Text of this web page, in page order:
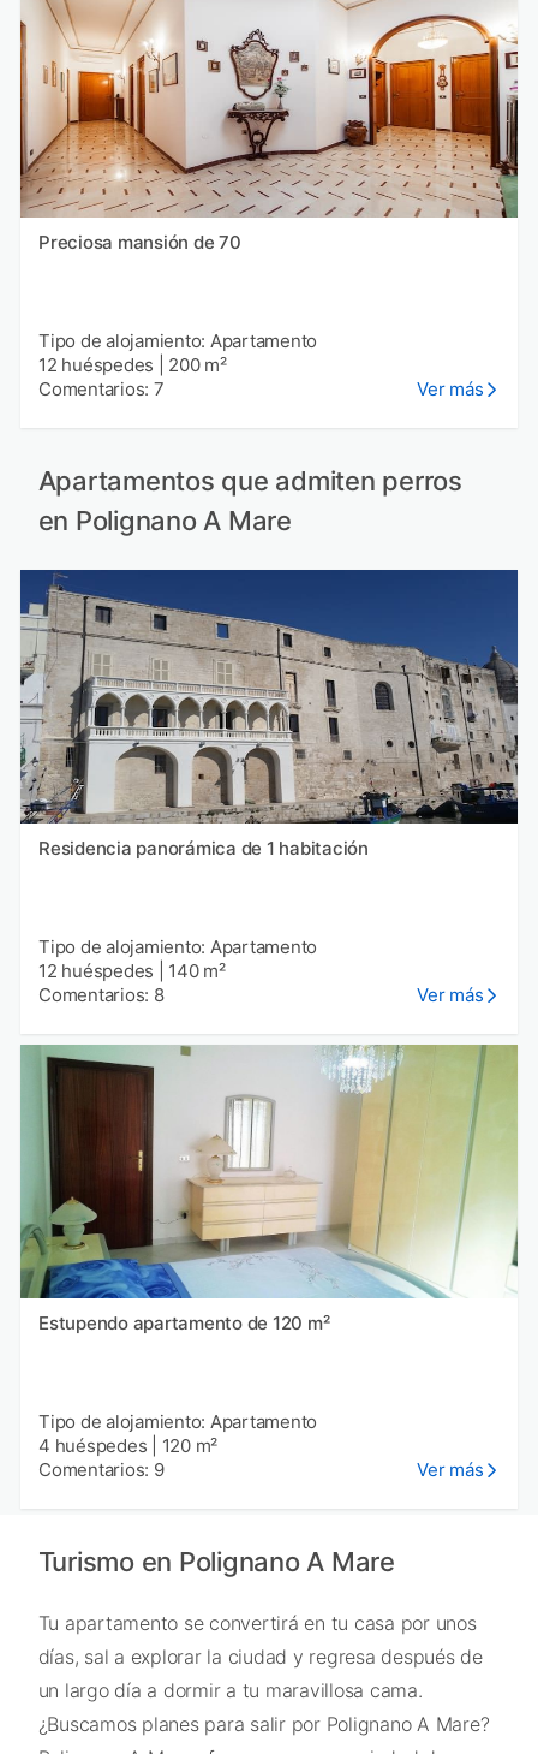
Preciosa mansión de 70
Tipo de alojamiento: Apartamento
12 huéspedes
200 m²
Comentarios: 7
Ver más
Apartamentos que admiten perros
en Polignano A Mare
Residencia panorámica de 1 habitación
Tipo de alojamiento: Apartamento
12 huéspedes
140 m²
Comentarios: 8
Ver más
Estupendo apartamento de 120 m²
Tipo de alojamiento: Apartamento
4 huéspedes
120 m²
Comentarios: 9
Ver más
Turismo en Polignano A Mare
Tu apartamento se convertirá en tu casa por unos
días, sal a explorar la ciudad y regresa después de
un largo día a dormir a tu maravillosa cama.
¿Buscamos planes para salir por Polignano A Mare?